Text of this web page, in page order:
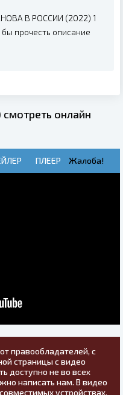
В РОССИИ (2022) 1
прочесть описание
онлайн
ПЛЕЕР Жалоба!
правообладателей, с
страницы с видео
доступно не во всех
написать нам. В видео
устройствах.